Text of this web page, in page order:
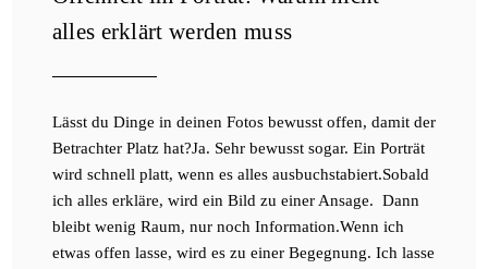
alles erklärt werden muss
Lässt du Dinge in deinen Fotos bewusst offen, damit der
Betrachter Platz hat?Ja. Sehr bewusst sogar. Ein Porträt
wird schnell platt, wenn es alles ausbuchstabiert.Sobald
ich alles erkläre, wird ein Bild zu einer Ansage. Dann
bleibt wenig Raum, nur noch Information.Wenn ich
etwas offen lasse, wird es zu einer Begegnung. Ich lasse